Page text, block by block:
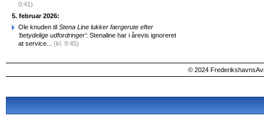
0:41)
5. februar 2026:
Ole knuden til Stena Line lukker færgerute efter
‘betydelige udfordringer’: Stenaline har i årevis ignoreret
at service... (kl. 9:45)
© 2024